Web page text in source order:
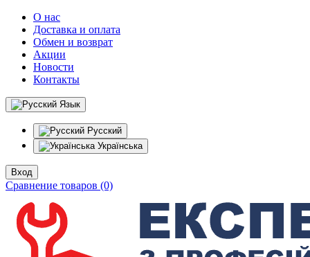
О нас
Доставка и оплата
Обмен и возврат
Акции
Новости
Контакты
Язык
Русский
Українська
Вход
Сравнение товаров (0)